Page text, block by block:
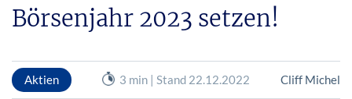
Börsenjahr 2023 setzen!
Aktien 3 min | Stand 22.12.2022 Cliff Michel